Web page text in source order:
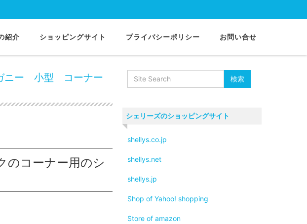
紹介 ショッピングサイト プライバシーポリシー お問い合せ
マホガニー 小型 コーナーキャビネット
ニー 小型 コーナー
のコーナー用のシ
シェリーズのショッピングサイト
shellys.co.jp
shellys.net
shellys.jp
Shop of Yahoo! shopping
Store of amazon